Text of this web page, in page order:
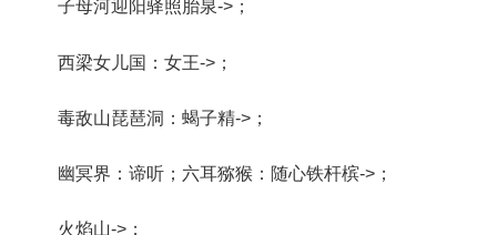
子母河迎阳驿照胎泉->；
西梁女儿国：女王->；
毒敌山琵琶洞：蝎子精->；
幽冥界：谛听；六耳猕猴：随心铁杆槟->；
火焰山->；